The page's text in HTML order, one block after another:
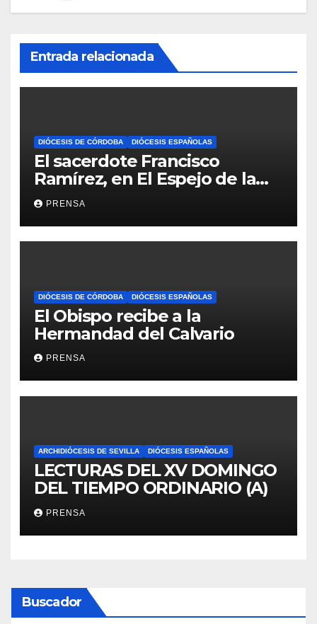
Entrada relacionada
DIÓCESIS DE CÓRDOBA DIÓCESIS ESPAÑOLAS
El sacerdote Francisco
Ramírez, en El Espejo de la
Iglesia
PRENSA
DIÓCESIS DE CÓRDOBA DIÓCESIS ESPAÑOLAS
El Obispo recibe a la
Hermandad del Calvario
PRENSA
ARCHIDIÓCESIS DE SEVILLA DIÓCESIS ESPAÑOLAS
LECTURAS DEL XV DOMINGO
DEL TIEMPO ORDINARIO (A)
PRENSA
Buscador